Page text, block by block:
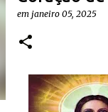
em janeiro 05, 2025